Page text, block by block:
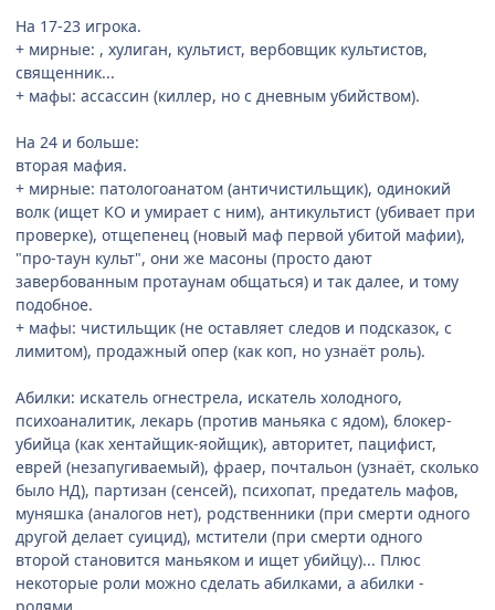
На 17-23 игрока.
+ мирные: , хулиган, культист, вербовщик культистов,
священник...
+ мафы: ассассин (киллер, но с дневным убийством).
На 24 и больше:
вторая мафия.
+ мирные: патологоанатом (античистильщик), одинокий
волк (ищет КО и умирает с ним), антикультист (убивает при
проверке), отщепенец (новый маф первой убитой мафии),
"про-таун культ", они же масоны (просто дают
завербованным протаунам общаться) и так далее, и тому
подобное.
+ мафы: чистильщик (не оставляет следов и подсказок, с
лимитом), продажный опер (как коп, но узнаёт роль).
Абилки: искатель огнестрела, искатель холодного,
психоаналитик, лекарь (против маньяка с ядом), блокер-
убийца (как хентайщик-яойщик), авторитет, пацифист,
еврей (незапугиваемый), фраер, почтальон (узнаёт, сколько
было НД), партизан (сенсей), психопат, предатель мафов,
муняшка (аналогов нет), родственники (при смерти одного
другой делает суицид), мстители (при смерти одного
второй становится маньяком и ищет убийцу)... Плюс
некоторые роли можно сделать абилками, а абилки -